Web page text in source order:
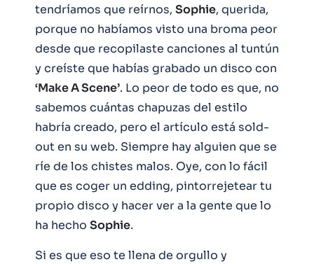
tendríamos que reírnos, Sophie, querida,
porque no habíamos visto una broma peor
desde que recopilaste canciones al tuntún
y creíste que habías grabado un disco con
‘Make A Scene’. Lo peor de todo es que, no
sabemos cuántas chapuzas del estilo
habría creado, pero el artículo está sold-
out en su web. Siempre hay alguien que se
ríe de los chistes malos. Oye, con lo fácil
que es coger un edding, pintorrejetear tu
propio disco y hacer ver a la gente que lo
ha hecho Sophie.
Si es que eso te llena de orgullo y